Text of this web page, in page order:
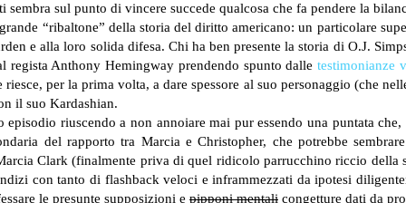
sul punto di vincere succede qualcosa che fa pendere la
“ribaltone” della storia del diritto americano: un particolare
e alla loro solida difesa. Chi ha ben presente la storia di O.J.
regista Anthony Hemingway prendendo spunto dalle testimonianze
per la prima volta, a dare spessore al suo personaggio (che
il suo Kardashian.
riuscendo a non annoiare mai pur essendo una puntata
del rapporto tra Marcia e Christopher, che potrebbe
Clark (finalmente priva di quel ridicolo parrucchino riccio della
con tanto di flashback veloci e inframmezzati da ipotesi
le presunte supposizioni e pipponi mentali congetture dati da